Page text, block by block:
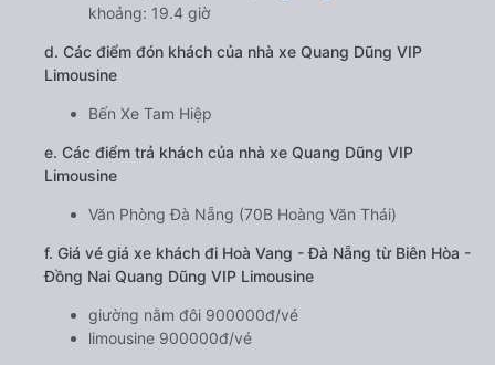
khoảng: 19.4 giờ
d. Các điểm đón khách của nhà xe Quang Dũng VIP
Limousine
Bến Xe Tam Hiệp
e. Các điểm trả khách của nhà xe Quang Dũng VIP
Limousine
Văn Phòng Đà Nẵng (70B Hoàng Văn Thái)
f. Giá vé giá xe khách đi Hoà Vang - Đà Nẵng từ Biên Hòa -
Đồng Nai Quang Dũng VIP Limousine
giường nằm đôi 900000đ/vé
limousine 900000đ/vé